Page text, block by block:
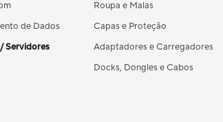
de Dados
Servidores
Roupa e Malas
Capas e Proteção
Adaptadores e Carregadores
Docks, Dongles e Cabos